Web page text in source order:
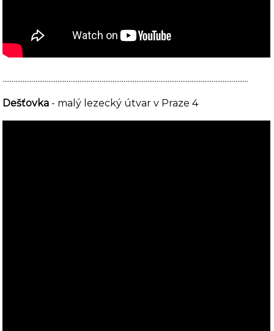
......................................................................................................................................
Dešťovka - malý lezecký útvar v Praze 4